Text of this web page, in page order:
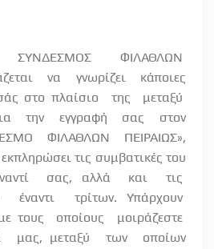
ΣΥΝΔΕΣΜΟΣ
ΦΙΛΑΘΛΩΝ
να γνωρίζει κάποιες
στο πλαίσιο
της
μεταξύ
την εγγραφή σας
στον
ΦΙΛΑΘΛΩΝ
ΠΕΙΡΑΙΩΣ»,
τις συμβατικές του
σας, αλλά και
τις
έναντι
τρίτων. Υπάρχουν
τους οποίους
μοιράζεστε
μας, μεταξύ των
οποίων